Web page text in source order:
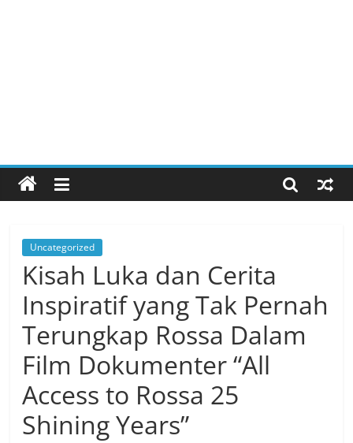
Uncategorized
Kisah Luka dan Cerita
Inspiratif yang Tak Pernah
Terungkap Rossa Dalam
Film Dokumenter “All
Access to Rossa 25
Shining Years”